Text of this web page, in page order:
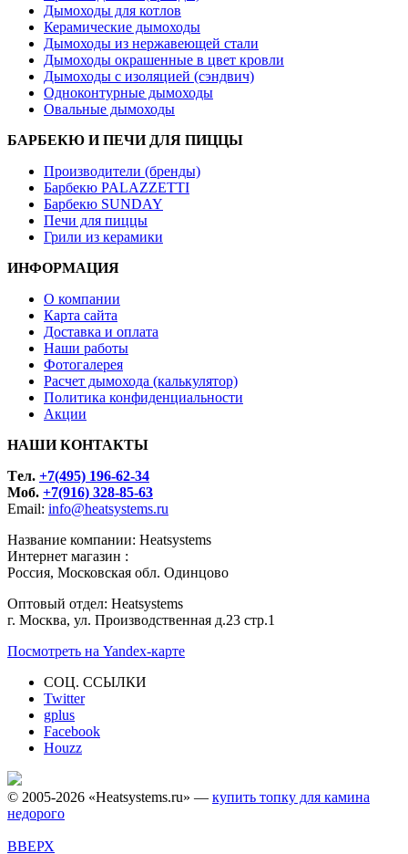
Дымоходы для котлов
Керамические дымоходы
Дымоходы из нержавеющей стали
Дымоходы окрашенные в цвет кровли
Дымоходы с изоляцией (сэндвич)
Одноконтурные дымоходы
Овальные дымоходы
БАРБЕКЮ И ПЕЧИ ДЛЯ ПИЦЦЫ
Производители (бренды)
Барбекю PALAZZETTI
Барбекю SUNDAY
Печи для пиццы
Грили из керамики
ИНФОРМАЦИЯ
О компании
Карта сайта
Доставка и оплата
Наши работы
Фотогалерея
Расчет дымохода (калькулятор)
Политика конфиденциальности
Акции
НАШИ КОНТАКТЫ
Tел. +7(495) 196-62-34
Моб. +7(916) 328-85-63
Email: info@heatsystems.ru
Название компании: Heatsystems
Интернет магазин :
Россия, Московская обл. Одинцово
Оптовый отдел: Heatsystems
г. Москва, ул. Производственная д.23 стр.1
Посмотреть на Yandex-карте
СОЦ. ССЫЛКИ
Twitter
gplus
Facebook
Houzz
© 2005-2026 «Heatsystems.ru» — купить топку для камина
недорого
ВВЕРХ